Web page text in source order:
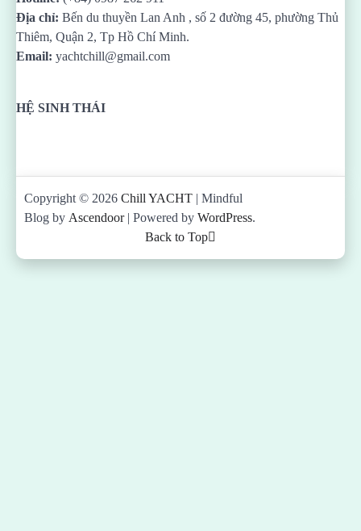
Địa chỉ: Bến du thuyền Lan Anh , số 2 đường 45, phường Thủ
Thiêm, Quận 2, Tp Hồ Chí Minh.
Email: yachtchill@gmail.com
HỆ SINH THÁI
Copyright © 2026 Chill YACHT | Mindful
Blog by Ascendoor| Powered by WordPress.
Back to Top